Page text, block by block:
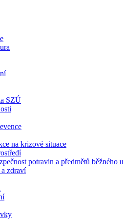
SZÚ
na krizové situace
potravin a předmětů běžného
zdraví